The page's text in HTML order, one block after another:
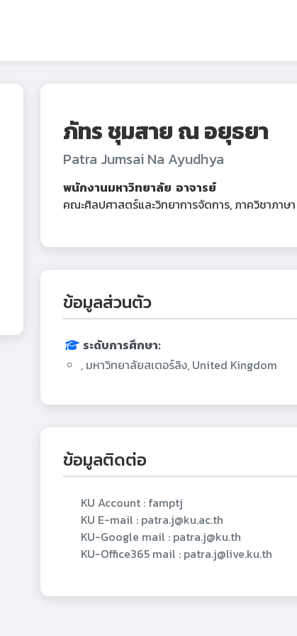
ภัทร ชุมสาย ณ อยุธยา
Patra Jumsai Na Ayudhya
พนักงานมหาวิทยาลัย อาจารย์
คณะศิลปศาสตร์และวิทยาการจัดการ, ภาควิชาภาษา
ข้อมูลส่วนตัว
ระดับการศึกษา:
, มหาวิทยาลัยสเตอร์ลิง, United Kingdom
ข้อมูลติดต่อ
KU Account : famptj
KU E-mail : patra.j@ku.ac.th
KU-Google mail : patra.j@ku.th
KU-Office365 mail : patra.j@live.ku.th